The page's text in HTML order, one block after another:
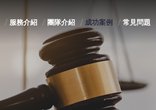
服務介紹 團隊介紹 成功案例 常見問題